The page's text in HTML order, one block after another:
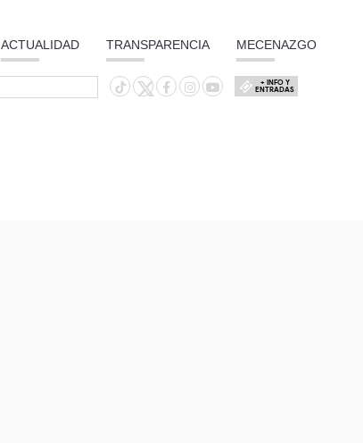
ACTUALIDAD TRANSPARENCIA MECENAZGO
+ INFO Y
ENTRADAS